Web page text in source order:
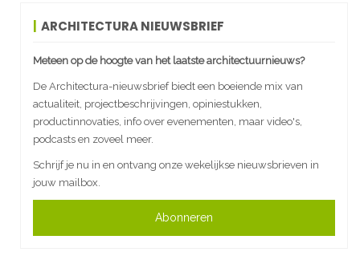
ARCHITECTURA NIEUWSBRIEF
Meteen op de hoogte van het laatste architectuurnieuws?
De Architectura-nieuwsbrief biedt een boeiende mix van
actualiteit, projectbeschrijvingen, opiniestukken,
productinnovaties, info over evenementen, maar video's,
podcasts en zoveel meer.
Schrijf je nu in en ontvang onze wekelijkse nieuwsbrieven in
jouw mailbox.
Abonneren